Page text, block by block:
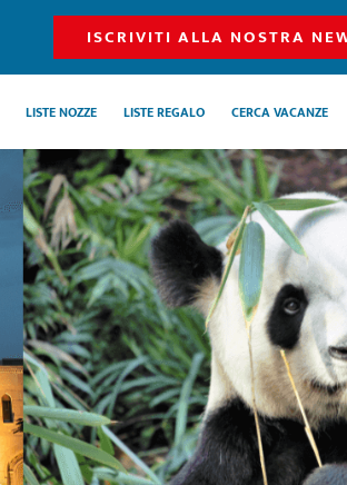
ISCRIVITI ALLA NOSTRA
LISTE NOZZE LISTE REGALO CERCA VACANZE